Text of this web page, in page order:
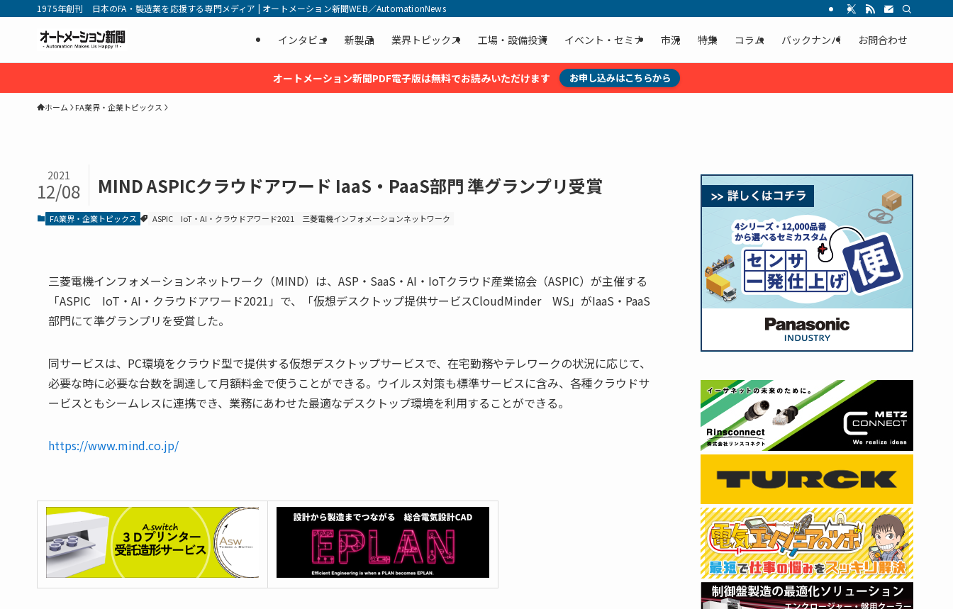
1975年創刊 日本のFA・製造業を応援する専門メディア | オートメーション新聞WEB／AutomationNews
インタビュ 新製品 業界トピックス 工場・設備投資 イベント・セミナ 市況 特集 コラム バックナンバ お問合わせ
オートメーション新聞PDF電子版は無料でお読みいただけます お申し込みはこちらから
ホーム FA業界・企業トピックス
MIND ASPICクラウドアワード IaaS・PaaS部門 準グランプリ受賞
2021
12/08
FA業界・企業トピックス ASPIC IoT・AI・クラウドアワード2021 三菱電機インフォメーションネットワーク
三菱電機インフォメーションネットワーク（MIND）は、ASP・SaaS・AI・IoTクラウド産業協会（ASPIC）が主催する
「ASPIC IoT・AI・クラウドアワード2021」で、「仮想デスクトップ提供サービスCloudMinder WS」がIaaS・PaaS
部門にて準グランプリを受賞した。
同サービスは、PC環境をクラウド型で提供する仮想デスクトップサービスで、在宅勤務やテレワークの状況に応じて、
必要な時に必要な台数を調達して月額料金で使うことができる。ウイルス対策も標準サービスに含み、各種クラウドサ
ービスともシームレスに連携でき、業務にあわせた最適なデスクトップ環境を利用することができる。
https://www.mind.co.jp/